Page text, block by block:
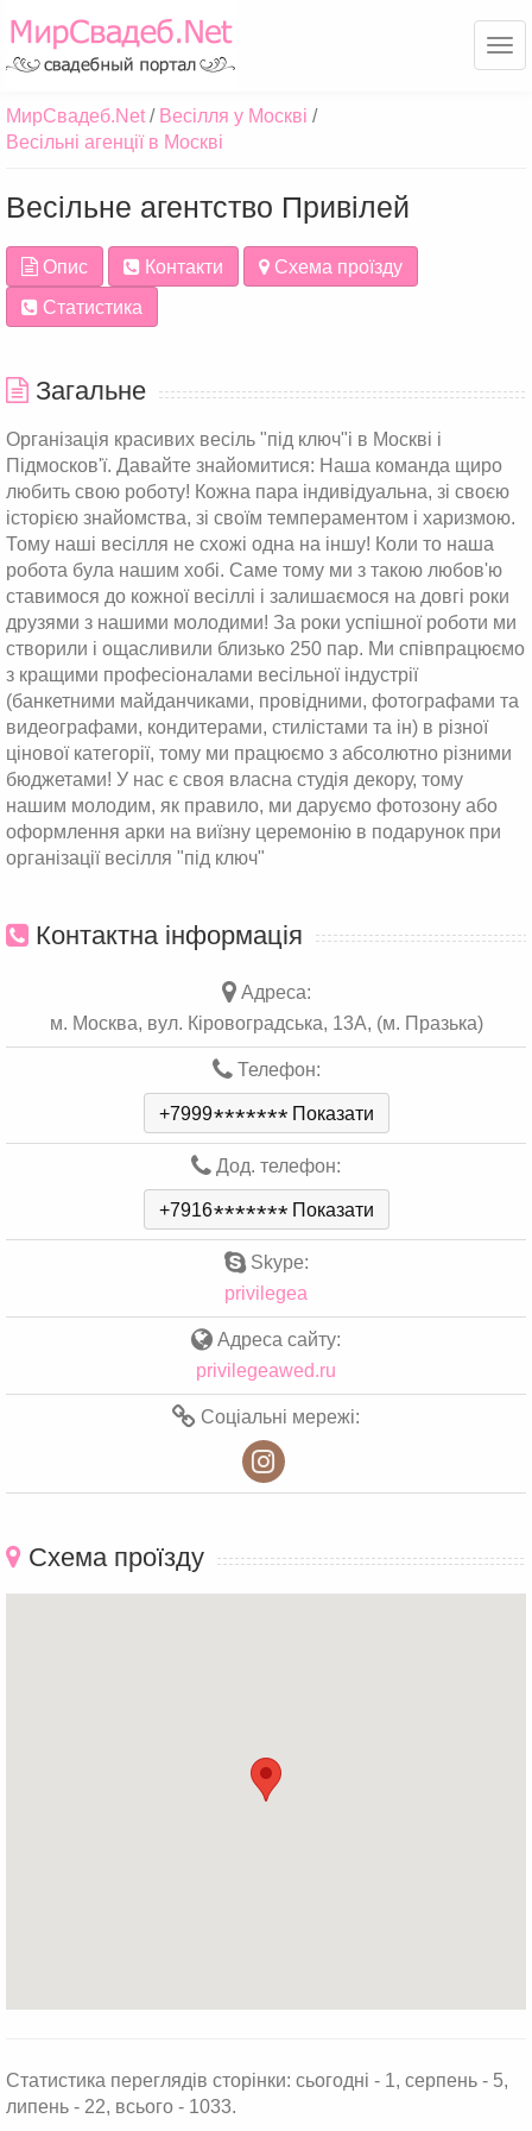
МирСвадеб.Net
Весілля у Москві
Весільні агенції в Москві
Весільне агентство Привілей
Опис Контакти
Схема проїзду
Статистика
Загальне
Організація красивих весіль "під ключ"і в Москві і
Підмосков'ї. Давайте знайомитися: Наша команда щиро
любить свою роботу! Кожна пара індивідуальна, зі своєю
історією знайомства, зі своїм темпераментом і харизмою.
Тому наші весілля не схожі одна на іншу! Коли то наша
робота була нашим хобі. Саме тому ми з такою любов'ю
ставимося до кожної весіллі і залишаємося на довгі роки
друзями з нашими молодими! За роки успішної роботи ми
створили і ощасливили близько 250 пар. Ми співпрацюємо
з кращими професіоналами весільної індустрії
(банкетними майданчиками, провідними, фотографами та
видеографами, кондитерами, стилістами та ін) в різної
цінової категорії, тому ми працюємо з абсолютно різними
бюджетами! У нас є своя власна студія декору, тому
нашим молодим, як правило, ми даруємо фотозону або
оформлення арки на виїзну церемонію в подарунок при
організації весілля "під ключ"
Контактна інформація
Адреса:
м. Москва, вул. Кіровоградська, 13А, (м. Празька)
Телефон:
+7999******* Показати
Дод. телефон:
+7916******* Показати
Skype:
privilegea
Адреса сайту:
privilegeawed.ru
Соціальні мережі:
Схема проїзду
Статистика переглядів сторінки: сьогодні - 1, серпень - 5,
липень - 22, всього - 1033.